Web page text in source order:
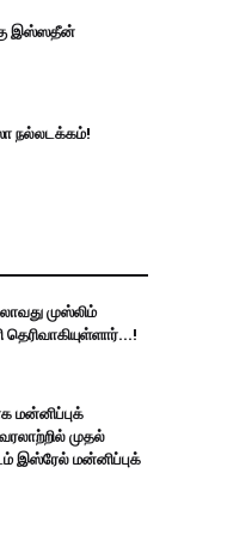
இஸ்ஸதீன்
நல்லடக்கம்!
முஸ்லிம்
மன்னிப்புக்
முதல்
இஸ்ரேல் மன்னிப்புக்